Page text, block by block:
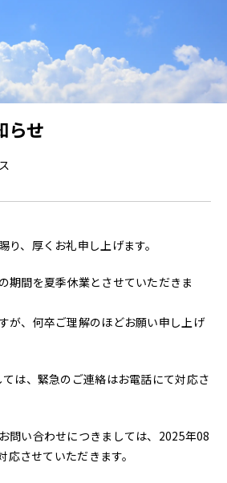
改修
成金について
らせ
、厚くお礼申し上げます。
期間を夏季休業とさせていただきま
が、何卒ご理解のほどお願い申し上げ
は、緊急のご連絡はお電話にて対応さ
問い合わせにつきましては、2025年08
させていただきます。